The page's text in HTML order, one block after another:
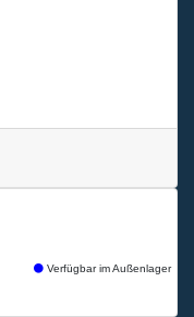
Verfügbar im Außenlager